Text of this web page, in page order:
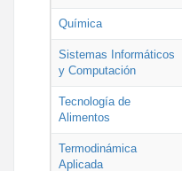
Química
Sistemas Informáticos
y Computación
Tecnología de
Alimentos
Termodinámica
Aplicada